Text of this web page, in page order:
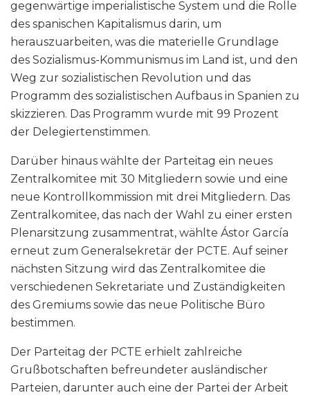
gegenwärtige imperialistische System und die Rolle
des spanischen Kapitalismus darin, um
herauszuarbeiten, was die materielle Grundlage
des Sozialismus-Kommunismus im Land ist, und den
Weg zur sozialistischen Revolution und das
Programm des sozialistischen Aufbaus in Spanien zu
skizzieren. Das Programm wurde mit 99 Prozent
der Delegiertenstimmen.
Darüber hinaus wählte der Parteitag ein neues
Zentralkomitee mit 30 Mitgliedern sowie und eine
neue Kontrollkommission mit drei Mitgliedern. Das
Zentralkomitee, das nach der Wahl zu einer ersten
Plenarsitzung zusammentrat, wählte Ástor García
erneut zum Generalsekretär der PCTE. Auf seiner
nächsten Sitzung wird das Zentralkomitee die
verschiedenen Sekretariate und Zuständigkeiten
des Gremiums sowie das neue Politische Büro
bestimmen.
Der Parteitag der PCTE erhielt zahlreiche
Grußbotschaften befreundeter ausländischer
Parteien, darunter auch eine der Partei der Arbeit